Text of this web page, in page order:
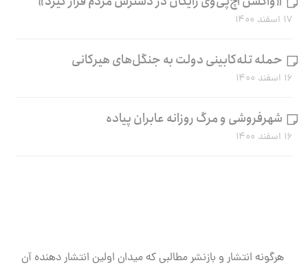
۱۷ اسفند ۱۴۰۰
حمله تله‌کابینی دولت به جنگل‌های هیرکانی
۱۶ اسفند ۱۴۰۰
شهرفروشی و مرگ روزانه عابران پیاده
۱۶ اسفند ۱۴۰۰
هرگونه انتشار و بازنشر مطالبی که میدان اولین انتشار دهنده آن